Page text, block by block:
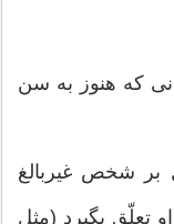
که هنوز به سن
بر شخص غيربالغ
تعلّق بگيرد (مثل